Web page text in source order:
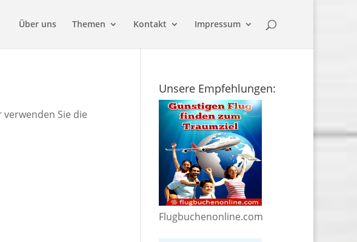
Über uns Themen Kontakt Impressum
Sie die
Unsere Empfehlungen:
Flugbuchenonline.com